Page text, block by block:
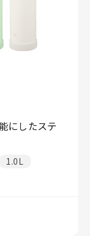
にしたステ
1.0L